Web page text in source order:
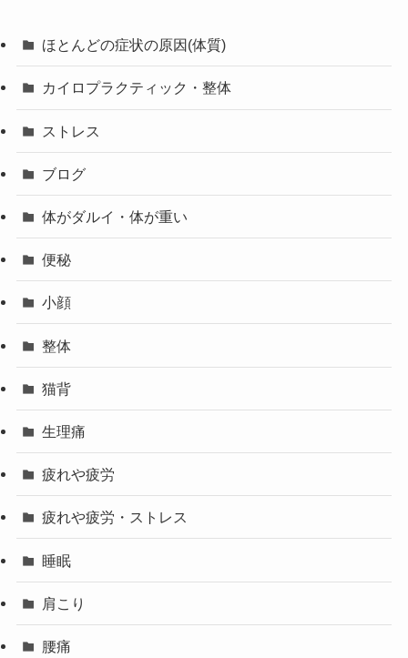
第4回｜北九州市で腰痛にお悩みの方へ｜よくある質
問・施術の流れ・セルフチェック
カテゴリー
ほとんどの症状の原因(体質)
カイロプラクティック・整体
ストレス
ブログ
体がダルイ・体が重い
便秘
小顔
整体
猫背
生理痛
疲れや疲労